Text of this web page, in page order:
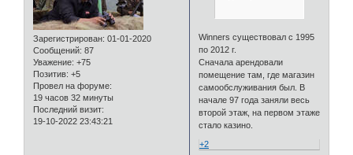
Зарегистрирован: 01-01-2020
Сообщений: 87
Уважение: +75
Позитив: +5
Провел на форуме:
19 часов 32 минуты
Последний визит:
19-10-2022 23:43:21
Winners существовал с 1995
по 2012 г.
Сначала арендовали
помещение там, где магазин
самообслуживания был. В
начале 97 года заняли весь
второй этаж, на первом этаже
стало казино.
+2